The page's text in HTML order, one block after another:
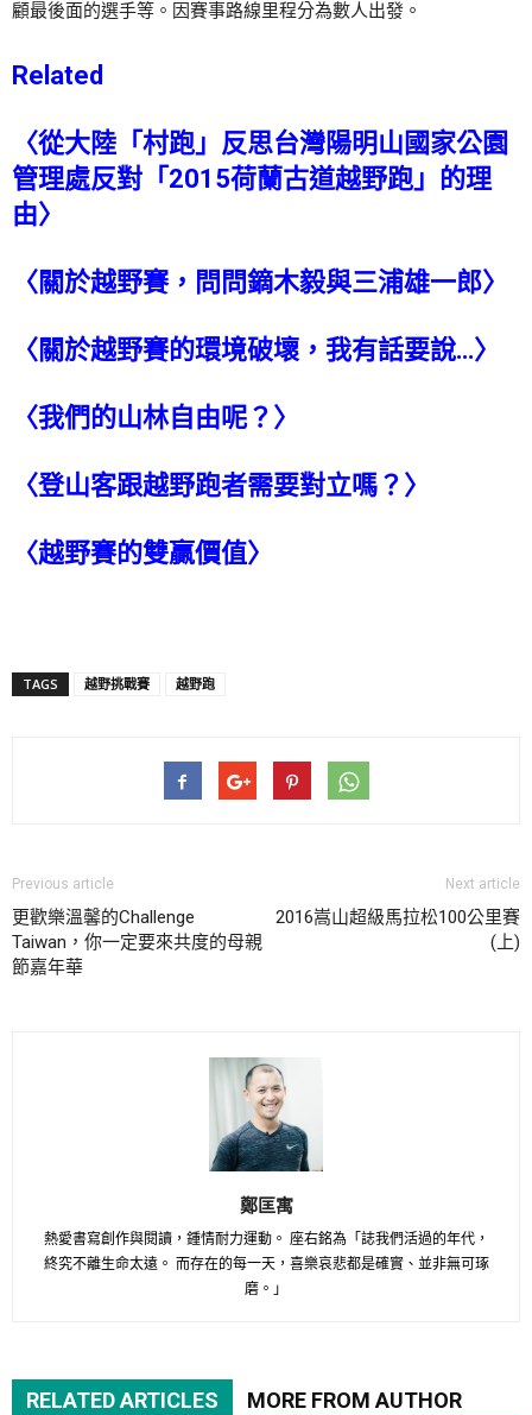
顧最後面的選手等。因賽事路線里程分為數人出發。
Related
〈從大陸「村跑」反思台灣陽明山國家公園
管理處反對「2015荷蘭古道越野跑」的理
由〉
〈 關於越野賽，問問鏑木毅與三浦雄一郎〉
〈 關於越野賽的環境破壞，我有話要說…〉
〈我們的山林自由呢？ 〉
〈登山客跟越野跑者需要對立嗎？ 〉
〈越野賽的雙贏價值〉
TAGS 越野挑戰賽 越野跑
Previous article
更歡樂溫馨的Challenge
Taiwan，你一定要來共度的母親
節嘉年華
Next article
2016嵩山超級馬拉松100公里賽
(上)
鄭匡寓
熱愛書寫創作與閱讀，鍾情耐力運動。 座右銘為「誌我們活過的年代，
終究不離生命太遠。 而存在的每一天，喜樂哀悲都是確實、並非無可琢
磨。」
RELATED ARTICLES MORE FROM AUTHOR